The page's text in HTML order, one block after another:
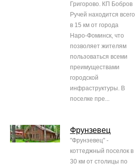
Григорово. КП Бобров
Ручей находится всего
в 15 км от города
Наро-Фоминск, что
позволяет жителям
пользоваться всеми
преимуществами
городской
инфраструктуры. В
поселке пре...
Фрунзевец
"Фрунзевец" -
коттеджный поселок в
30 км от столицы по